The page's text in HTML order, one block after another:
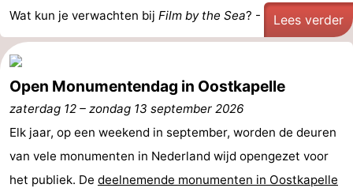
Wat kun je verwachten bij Film by the Sea? - ... Lees verder
Open Monumentendag in Oostkapelle
zaterdag 12 – zondag 13 september 2026
Elk jaar, op een weekend in september, worden de deuren
van vele monumenten in Nederland wijd opengezet voor
het publiek. De deelnemende monumenten in Oostkapelle